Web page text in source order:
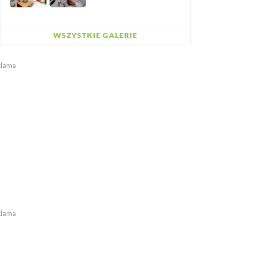
WSZYSTKIE GALERIE